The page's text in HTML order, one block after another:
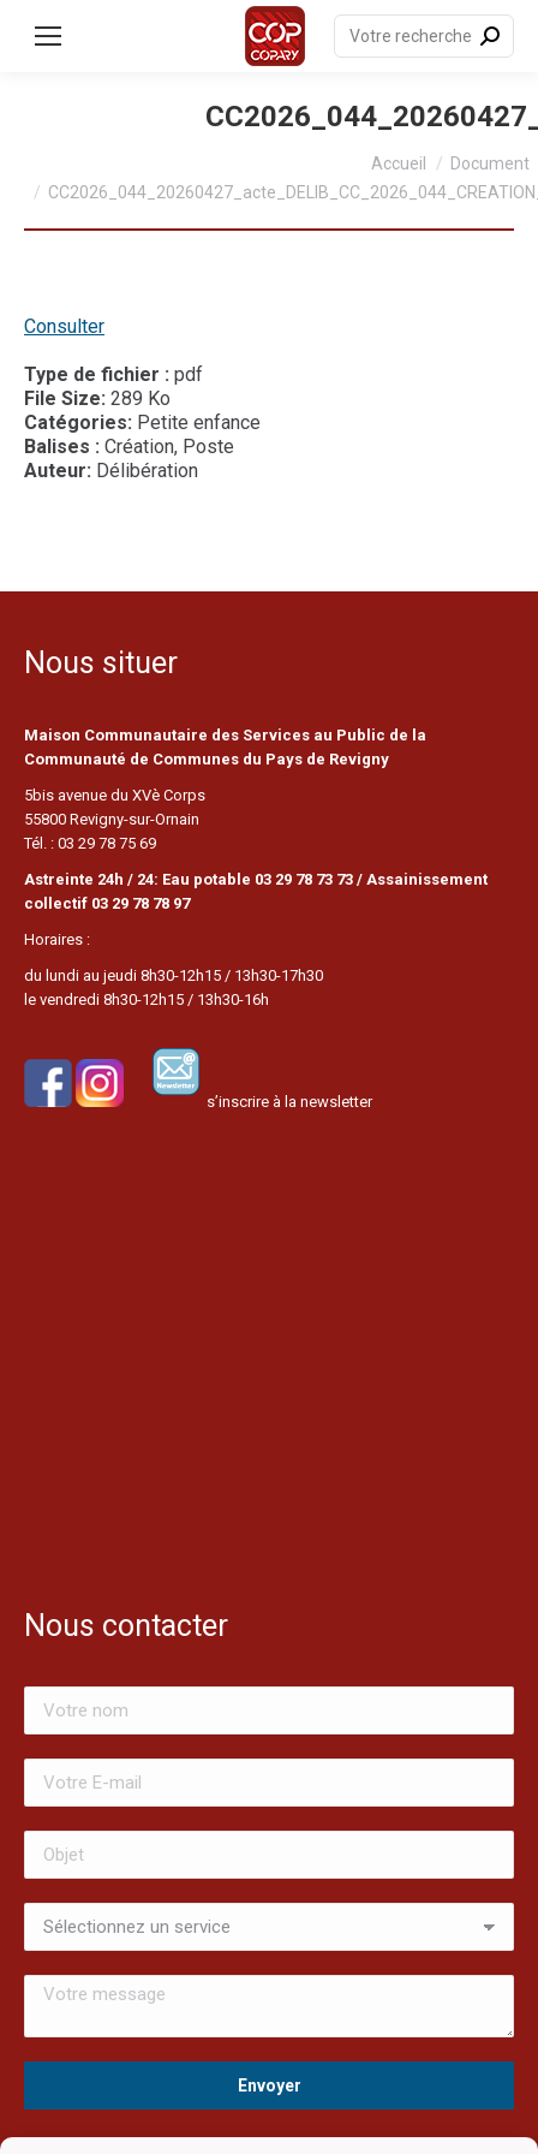
principal
Recherche
:
Accueil
Document
Consulter
Type de fichier : pdf
File Size: 289 Ko
Catégories: Petite enfance
Balises : Création, Poste
Auteur: Délibération
Nous situer
Maison Communautaire des Services au Public de la
Communauté de Communes du Pays de Revigny
5bis avenue du XVè Corps
55800 Revigny-sur-Ornain
Tél. : 03 29 78 75 69
Astreinte 24h / 24: Eau potable 03 29 78 73 73 / Assainissement
collectif 03 29 78 78 97
Horaires :
du lundi au jeudi 8h30-12h15 / 13h30-17h30
le vendredi 8h30-12h15 / 13h30-16h
s’inscrire à la newsletter
Nous contacter